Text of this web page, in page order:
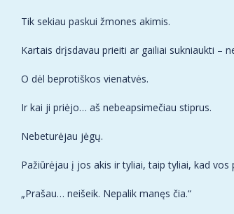
Tik sekiau paskui žmones akimis.
Kartais drįsdavau prieiti ar gailiai sukniaukti –
O dėl beprotiškos vienatvės.
Ir kai ji priėjo… aš nebeapsimečiau stiprus.
Nebeturėjau jėgų.
Pažiūrėjau į jos akis ir tyliai, taip tyliai, kad vos
„Prašau… neišeik. Nepalik manęs čia.“